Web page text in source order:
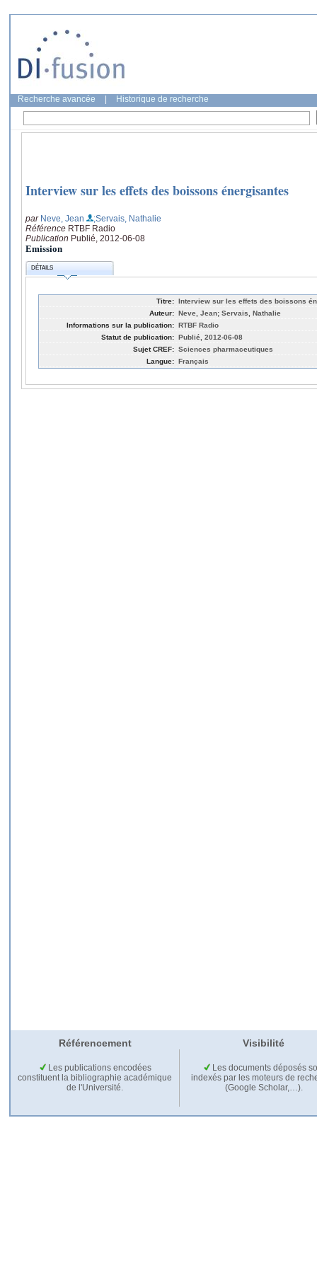
Recherche avancée Historique de recherche
Interview sur les effets des boissons énergisantes
par Neve, Jean
;Servais, Nathalie
Référence RTBF Radio
Publication Publié, 2012-06-08
Emission
DÉTAILS
Titre: Interview sur les effets des boissons
Auteur: Neve, Jean; Servais, Nathalie
Informations sur la publication: RTBF Radio
Statut de publication: Publié, 2012-06-08
Sujet CREF: Sciences pharmaceutiques
Langue: Français
Référencement Visibilité
Les publications encodées
constituent la bibliographie académique
de l'Université.
Les documents déposés
indexés par les moteurs de
(Google Scholar,…).